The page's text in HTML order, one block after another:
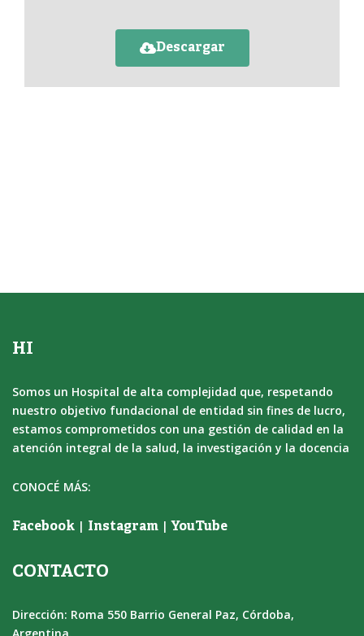
Descargar
HI
Somos un Hospital de alta complejidad que, respetando
nuestro objetivo fundacional de entidad sin fines de lucro,
estamos comprometidos con una gestión de calidad en la
atención integral de la salud, la investigación y la docencia
CONOCÉ MÁS:
Facebook | Instagram |YouTube
CONTACTO
Dirección: Roma 550 Barrio General Paz, Córdoba,